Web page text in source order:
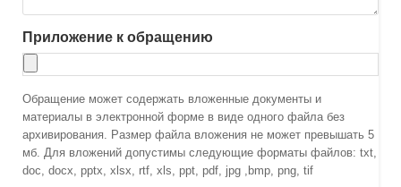
Приложение к обращению
Обращение может содержать вложенные документы и
материалы в электронной форме в виде одного файла без
архивирования. Размер файла вложения не может превышать 5
мб. Для вложений допустимы следующие форматы файлов: txt,
doc, docx, pptx, xlsx, rtf, xls, ppt, pdf, jpg ,bmp, png, tif